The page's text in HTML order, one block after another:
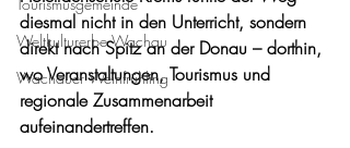
Weltkulturerbe Wachau
Wachauer Weinfrühling
diesmal nicht in den Unterricht, sondern
direkt nach Spitz an der Donau – dorthin,
wo Veranstaltungen, Tourismus und
regionale Zusammenarbeit
aufeinandertreffen.